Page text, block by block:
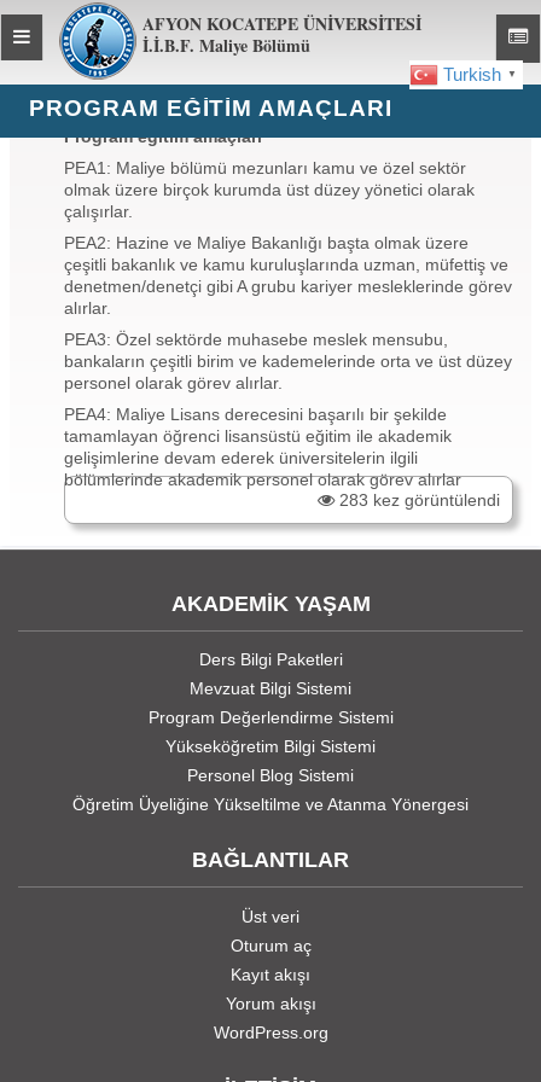
AFYON KOCATEPE ÜNİVERSİTESİ
İ.İ.B.F. Maliye Bölümü
Toggle
global
navigation
Turkish ▼
PROGRAM EĞİTİM AMAÇLARI
Program eğitim amaçları
PEA1: Maliye bölümü mezunları kamu ve özel sektör
olmak üzere birçok kurumda üst düzey yönetici olarak
çalışırlar.
PEA2: Hazine ve Maliye Bakanlığı başta olmak üzere
çeşitli bakanlık ve kamu kuruluşlarında uzman, müfettiş ve
denetmen/denetçi gibi A grubu kariyer mesleklerinde görev
alırlar.
PEA3: Özel sektörde muhasebe meslek mensubu,
bankaların çeşitli birim ve kademelerinde orta ve üst düzey
personel olarak görev alırlar.
PEA4: Maliye Lisans derecesini başarılı bir şekilde
tamamlayan öğrenci lisansüstü eğitim ile akademik
gelişimlerine devam ederek üniversitelerin ilgili
bölümlerinde akademik personel olarak görev alırlar
283 kez görüntülendi
AKADEMİK YAŞAM
Ders Bilgi Paketleri
Mevzuat Bilgi Sistemi
Program Değerlendirme Sistemi
Yükseköğretim Bilgi Sistemi
Personel Blog Sistemi
Öğretim Üyeliğine Yükseltilme ve Atanma Yönergesi
BAĞLANTILAR
Üst veri
Oturum aç
Kayıt akışı
Yorum akışı
WordPress.org